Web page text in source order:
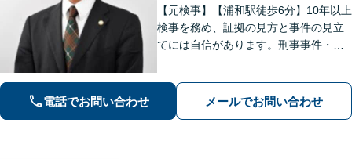
【元検事】【浦和駅徒歩6分】10年以上
検事を務め、証拠の見方と事件の見立
てには自信があります。刑事事件・離
わせ下さい。
電話でお問い合わせ メールでお問い合わせ